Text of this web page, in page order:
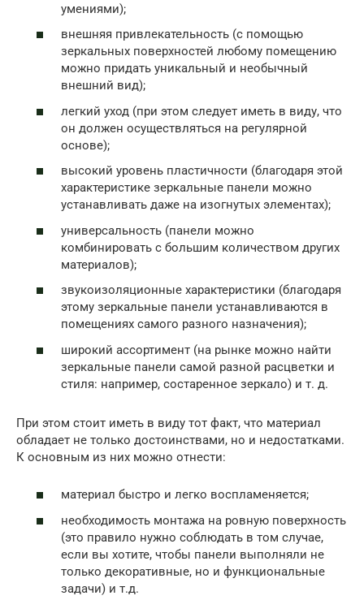
умениями);
внешняя привлекательность (с помощью
зеркальных поверхностей любому помещению
можно придать уникальный и необычный
внешний вид);
легкий уход (при этом следует иметь в виду, что
он должен осуществляться на регулярной
основе);
высокий уровень пластичности (благодаря этой
характеристике зеркальные панели можно
устанавливать даже на изогнутых элементах);
универсальность (панели можно
комбинировать с большим количеством других
материалов);
звукоизоляционные характеристики (благодаря
этому зеркальные панели устанавливаются в
помещениях самого разного назначения);
широкий ассортимент (на рынке можно найти
зеркальные панели самой разной расцветки и
стиля: например, состаренное зеркало) и т. д.
При этом стоит иметь в виду тот факт, что материал
обладает не только достоинствами, но и недостатками.
К основным из них можно отнести:
материал быстро и легко воспламеняется;
необходимость монтажа на ровную поверхность
(это правило нужно соблюдать в том случае,
если вы хотите, чтобы панели выполняли не
только декоративные, но и функциональные
задачи) и т.д.